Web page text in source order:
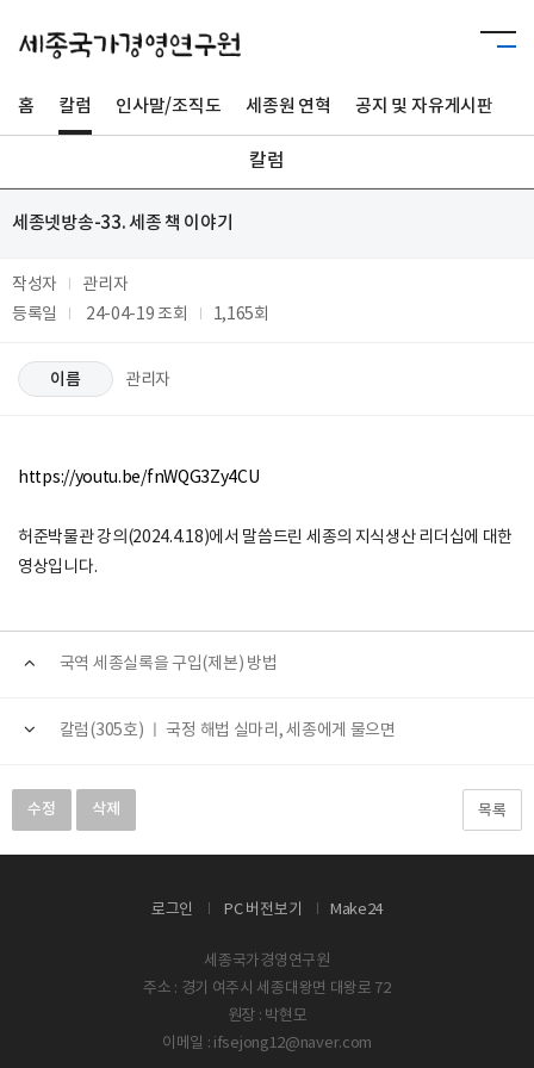
홈 칼럼 인사말/조직도 세종원 연혁 공지 및 자유게시판
칼럼
세종넷방송-33. 세종 책 이야기
작성자
관리자
등록일
24-04-19조회 1,165회
이름 관리자
https://youtu.be/fnWQG3Zy4CU
허준박물관 강의(2024.4.18)에서 말씀드린 세종의 지식생산 리더십에 대한
영상입니다.
국역 세종실록을 구입(제본) 방법
칼럼(305호) ㅣ 국정 해법 실마리, 세종에게 물으면
수정 삭제 목록
로그인 PC 버전보기 Make24
세종국가경영연구원
주소 : 경기 여주시 세종대왕면 대왕로 72
원장 : 박현모
이메일 : ifsejong12@naver.com